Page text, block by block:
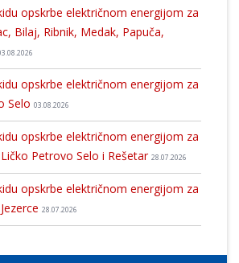
opskrbe električnom energijom za
Bilaj, Ribnik, Medak, Papuča,
opskrbe električnom energijom za
Selo 03.08.2026
opskrbe električnom energijom za
Petrovo Selo i Rešetar 28.07.2026
opskrbe električnom energijom za
28.07.2026